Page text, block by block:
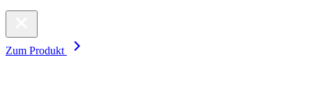
Zum Produkt